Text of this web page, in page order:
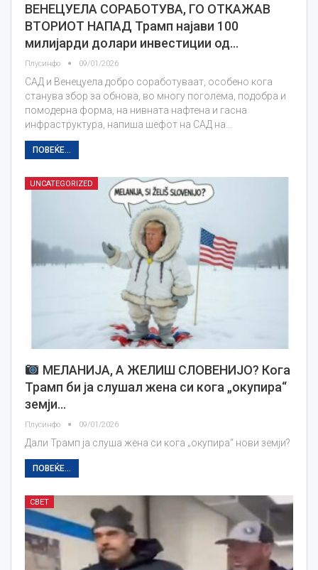
ВЕНЕЦУЕЛА СОРАБОТУВА, ГО ОТКАЖАВ
ВТОРИОТ НАПАД Трамп најави 100
милијарди долари инвестиции од…
Плусинфо 09/01/2026
САД и Венецуела добро соработуваат, особено кога
станува збор за обнова, во многу поголема, подобра и
помодерна форма, на нивната нафтена и гасна
инфраструктура, напиша шефот на САД на…
ПОВЕЌЕ...
UNCATEGORIZED
МЕЛАНИЈА, А ЖЕЛИШ СЛОВЕНИЈО? Кога
Трамп би ја слушал жена си кога „окупира“
земји…
Плусинфо 09/01/2026
Дали Трамп ја слуша жена си кога „окупира“ нови земји?
ПОВЕЌЕ...
СВЕТ